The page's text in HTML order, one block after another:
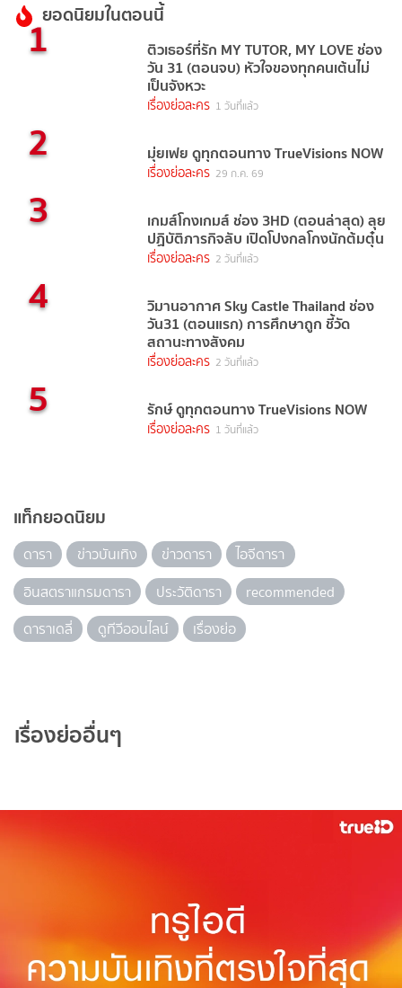
ยอดนิยมในตอนนี้
1 ติวเธอร์ที่รัก MY TUTOR, MY LOVE ช่อง
วัน 31 (ตอนจบ) หัวใจของทุกคนเต้นไม่
เป็นจังหวะ
เรื่องย่อละคร 1 วันที่แล้ว
2 มุ่ยเฟย ดูทุกตอนทาง TrueVisions NOW
เรื่องย่อละคร 29 ก.ค. 69
3 เกมส์โกงเกมส์ ช่อง 3HD (ตอนล่าสุด) ลุย
ปฏิบัติภารกิจลับ เปิดโปงกลโกงนักต้มตุ๋น
เรื่องย่อละคร 2 วันที่แล้ว
4 วิมานอากาศ Sky Castle Thailand ช่อง
วัน31 (ตอนแรก) การศึกษาถูก ชี้วัด
สถานะทางสังคม
เรื่องย่อละคร 2 วันที่แล้ว
5 รักษ์ ดูทุกตอนทาง TrueVisions NOW
เรื่องย่อละคร 1 วันที่แล้ว
แท็กยอดนิยม
ดารา ข่าวบันเทิง ข่าวดารา
ไอจีดารา
อินสตราแกรมดารา
ประวัติดารา
recommended
ดาราเดลี่
ดูทีวีออนไลน์ เรื่องย่อ
เรื่องย่ออื่นๆ